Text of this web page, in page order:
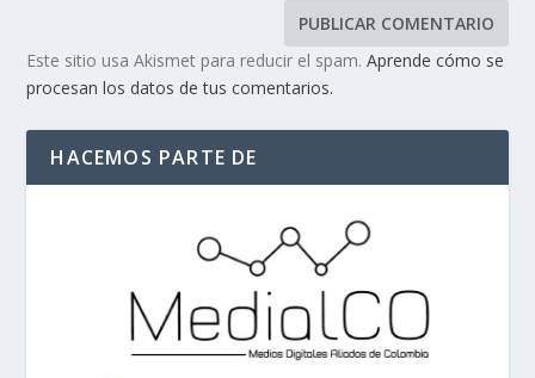
Este sitio usa Akismet para reducir el spam.Aprende cómo se
procesan los datos de tus comentarios.
HACEMOS PARTE DE